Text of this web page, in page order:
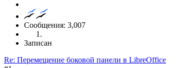
Сообщения: 3,007
Записан
Re: Перемещение боковой панели в LibreOffice